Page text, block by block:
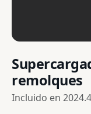
remolques
Incluido en